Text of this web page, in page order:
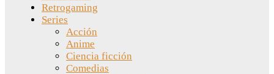
Retrogaming
Series
Acción
Anime
Ciencia ficción
Comedias